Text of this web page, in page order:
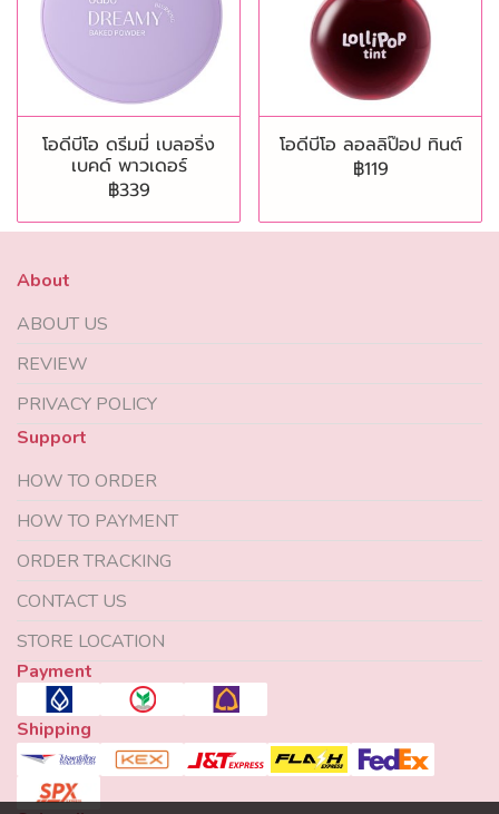
โอดีบีโอ ดรีมมี่ เบลอริ่ง
เบคด์ พาวเดอร์
฿339
โอดีบีโอ ลอลลิป๊อป ทินต์
฿119
About
ABOUT US
REVIEW
PRIVACY POLICY
Support
HOW TO ORDER
HOW TO PAYMENT
ORDER TRACKING
CONTACT US
STORE LOCATION
Payment
Shipping